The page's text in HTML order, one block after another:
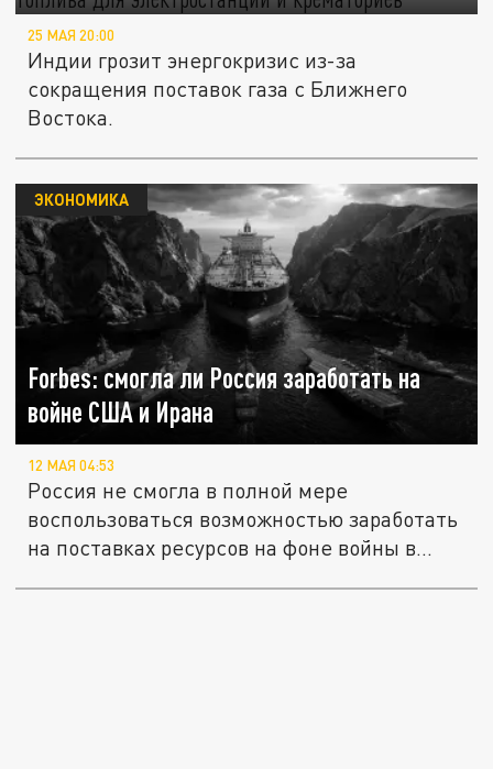
25 МАЯ 20:00
Индии грозит энергокризис из-за
сокращения поставок газа с Ближнего
Востока.
Forbes: смогла ли Россия заработать на
войне США и Ирана
ЭКОНОМИКА
12 МАЯ 04:53
Россия не смогла в полной мере
воспользоваться возможностью заработать
на поставках ресурсов на фоне войны в...